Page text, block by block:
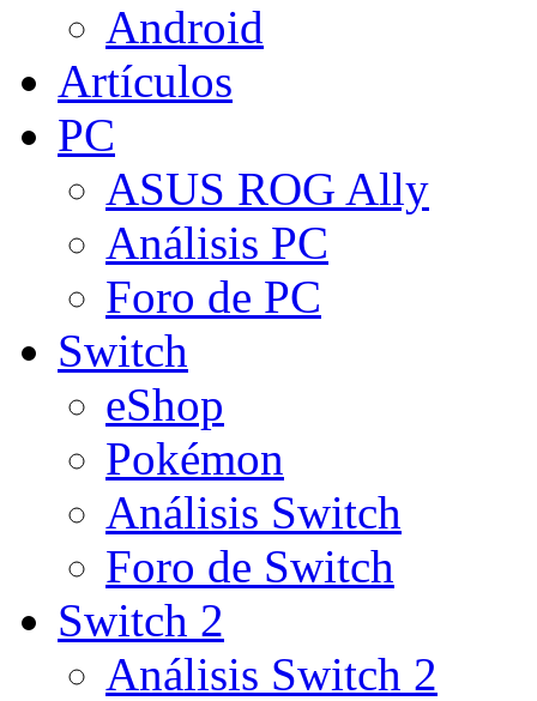
Android
Artículos
PC
ASUS ROG Ally
Análisis PC
Foro de PC
Switch
eShop
Pokémon
Análisis Switch
Foro de Switch
Switch 2
Análisis Switch 2